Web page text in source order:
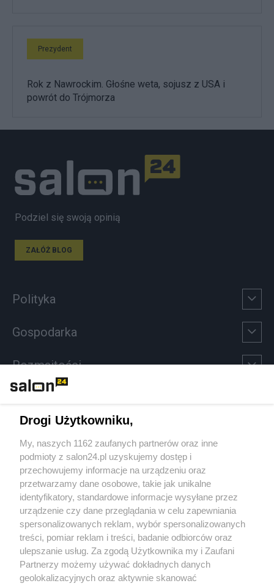
Prezydent
Rok z Nawrockim. Głośne weta, sojusz z USA i
powrót do Trójmorza
Podziel się swoją opinią
ZAŁÓŻ BLOG
Polityka
Gospodarka
Rozmaitości
Sport
Społeczeństwo
Kultura
X Facebook Instagram Youtube
Drogi Użytkowniku,
My, naszych 1162 zaufanych partnerów oraz inne
podmioty z salon24.pl uzyskujemy dostęp i
przechowujemy informacje na urządzeniu oraz
przetwarzamy dane osobowe, takie jak unikalne
identyfikatory, standardowe informacje wysyłane przez
urządzenie czy dane przeglądania w celu zapewniania
spersonalizowanych reklam, wybór spersonalizowanych
treści, pomiar reklam i treści, badanie odbiorców oraz
ulepszanie usług. Za zgodą Użytkownika my i Zaufani
Partnerzy możemy używać dokładnych danych
geolokalizacyjnych oraz aktywnie skanować